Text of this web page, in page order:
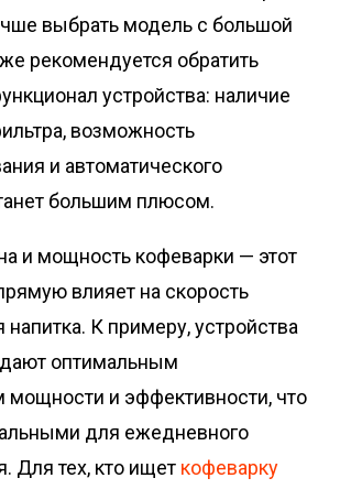
выбрать модель с большой
рекомендуется обратить
устройства: наличие
возможность
и автоматического
большим плюсом.
и мощность кофеварки — этот
влияет на скорость
напитка. К примеру, устройства
оптимальным
мощности и эффективности, что
для ежедневного
Для тех, кто ищет кофеварку